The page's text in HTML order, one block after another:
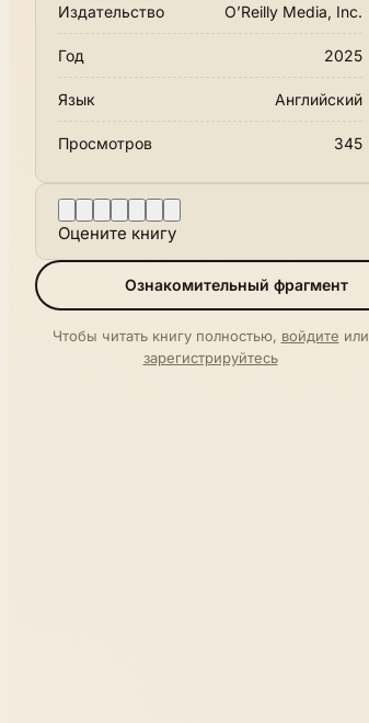
Издательство O’Reilly Media, Inc.
Год 2025
Язык Английский
Просмотров 345
Оцените книгу
Ознакомительный фрагмент
Чтобы читать книгу полностью, войдите или
зарегистрируйтесь